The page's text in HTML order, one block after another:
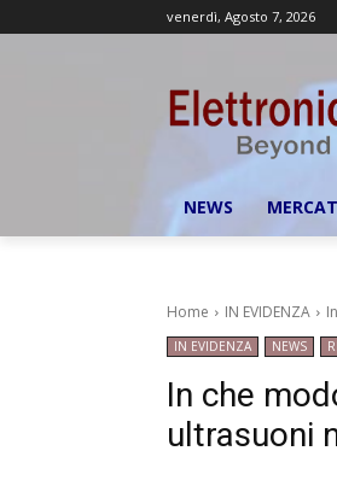
venerdì, Agosto 7, 2026
NEWS
Home IN EVIDENZA
IN EVIDENZA NEWS
In che
ultrasuoni